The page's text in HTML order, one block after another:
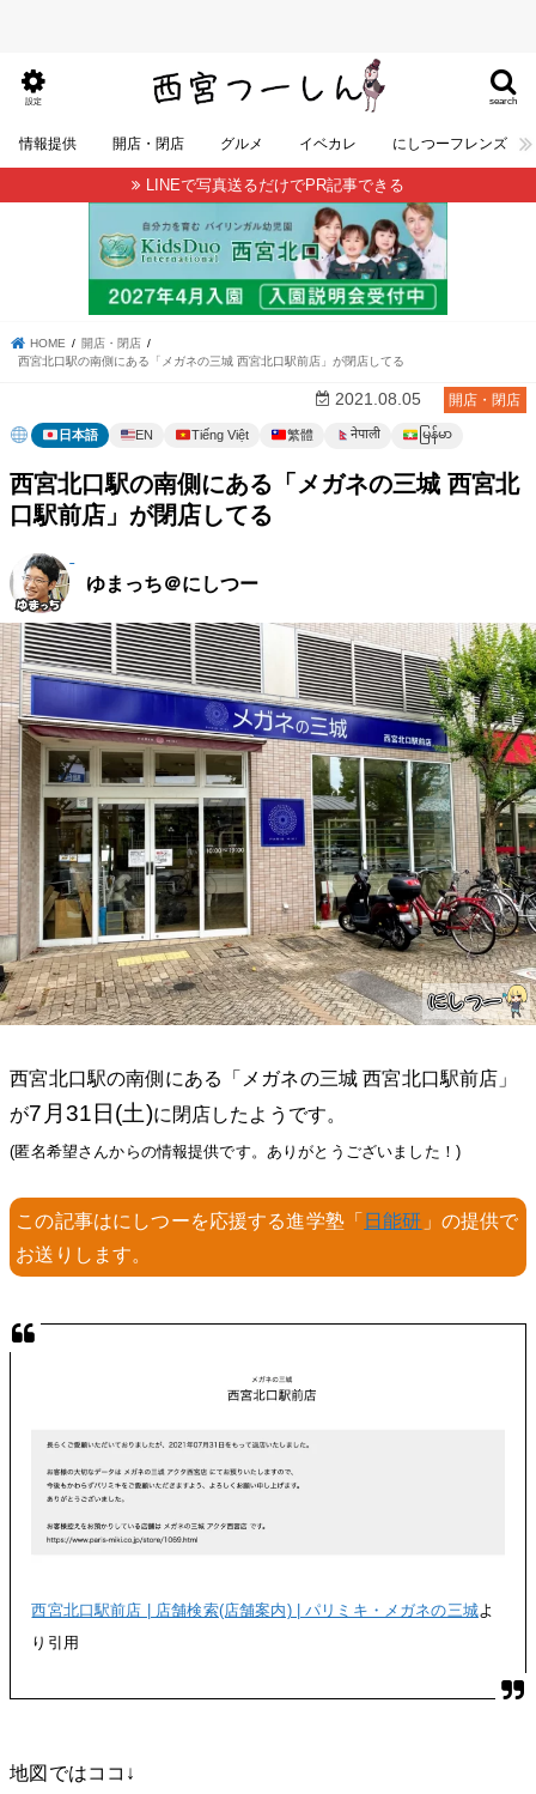
search
設定
情報提供 開店・閉店 グルメ イベカレ にしつーフレンズ
LINEで写真送るだけでPR記事できる
HOME
開店・閉店
西宮北口駅の南側にある「メガネの三城 西宮北口駅前店」が閉店してる
開店・閉店
2021.08.05
日本語 EN Tiếng Việt 繁體 नेपाली မြန်မာ
西宮北口駅の南側にある「メガネの三城 西宮北
口駅前店」が閉店してる
ゆまっち＠にしつー
西宮北口駅の南側にある「メガネの三城 西宮北口駅前店」
が7月31日(土)に閉店したようです。
(匿名希望さんからの情報提供です。ありがとうございました！)
この記事はにしつーを応援する進学塾「日能研 」の提供で
お送りします。
西宮北口駅前店 | 店舗検索(店舗案内) | パリミキ・メガネの三城よ
り引用
地図ではココ↓